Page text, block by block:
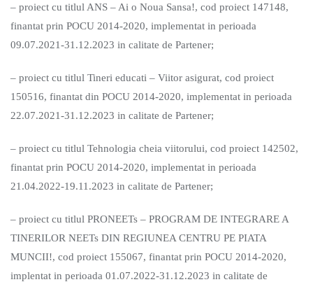
– proiect cu titlul ANS – Ai o Noua Sansa!, cod proiect 147148,
finantat prin POCU 2014-2020, implementat in perioada
09.07.2021-31.12.2023 in calitate de Partener;
– proiect cu titlul Tineri educati – Viitor asigurat, cod proiect
150516, finantat din POCU 2014-2020, implementat in perioada
22.07.2021-31.12.2023 in calitate de Partener;
– proiect cu titlul Tehnologia cheia viitorului, cod proiect 142502,
finantat prin POCU 2014-2020, implementat in perioada
21.04.2022-19.11.2023 in calitate de Partener;
– proiect cu titlul PRONEETs – PROGRAM DE INTEGRARE A
TINERILOR NEETs DIN REGIUNEA CENTRU PE PIATA
MUNCII!, cod proiect 155067, finantat prin POCU 2014-2020,
implentat in perioada 01.07.2022-31.12.2023 in calitate de